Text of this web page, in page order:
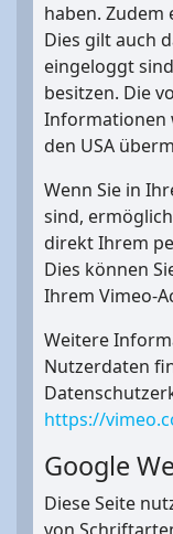
haben. Zudem
Dies gilt auch
eingeloggt
besitzen. Die
Informationen
den USA
Wenn Sie in
sind,
direkt Ihrem
Dies können
Ihrem Vimeo-
Weitere
Nutzerdaten
https://
Google
Diese Seite